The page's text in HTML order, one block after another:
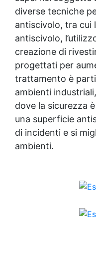
calpestio
direttamente
mantiene i sassi
dispersione nel
decorativi,
Clicca qui sotto
che hai scelto
diverse tecniche
antiscivolo, tra cui
antiscivolo,
creazione di
progettati per
trattamento è
ambienti
dove la sicurezza
una superficie
di incidenti e si
ambienti.